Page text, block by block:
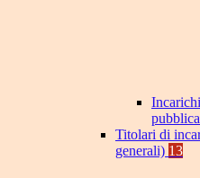
Titolari di
generali) 13